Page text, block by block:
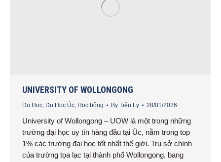
UNIVERSITY OF WOLLONGONG
Du Học, Du Học Úc, Học bổng By Tiểu Ly 28/01/2026
University of Wollongong – UOW là một trong những
trường đại học uy tín hàng đầu tại Úc, nằm trong top
1% các trường đại học tốt nhất thế giới. Trụ sở chính
của trường tọa lạc tại thành phố Wollongong, bang